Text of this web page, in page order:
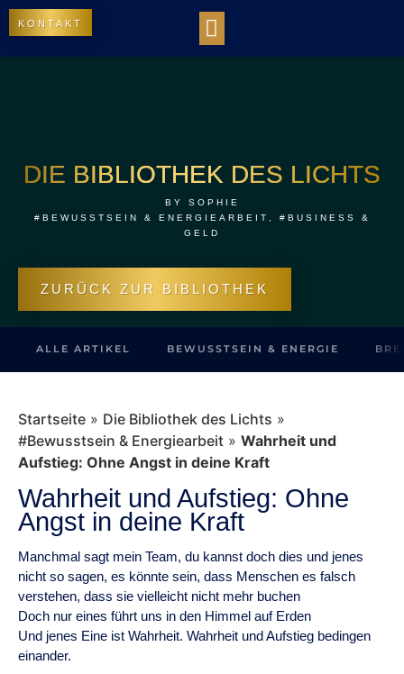
KONTAKT
DIE BIBLIOTHEK DES LICHTS
BY SOPHIE
#BEWUSSTSEIN & ENERGIEARBEIT
#BUSINESS &
GELD
ZURÜCK ZUR BIBLIOTHEK
ALLE ARTIKEL BEWUSSTSEIN & ENERGIE
Startseite » Die Bibliothek des Lichts »
#Bewusstsein & Energiearbeit » Wahrheit und
Aufstieg: Ohne Angst in deine Kraft
Wahrheit und Aufstieg: Ohne
Angst in deine Kraft
Manchmal sagt mein Team, du kannst doch dies und jenes
nicht so sagen, es könnte sein, dass Menschen es falsch
verstehen, dass sie vielleicht nicht mehr buchen
Doch nur eines führt uns in den Himmel auf Erden
Und jenes Eine ist Wahrheit. Wahrheit und Aufstieg bedingen
einander.